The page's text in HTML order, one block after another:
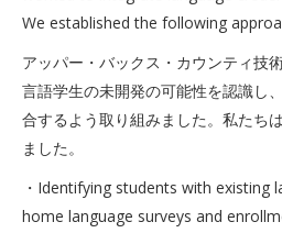
We established the following
アッパー・バックス・カウンティ技
言語学生の未開発の可能性を認識し
合するよう取り組みました。私たち
ました。
・Identifying students with existing
home language surveys and